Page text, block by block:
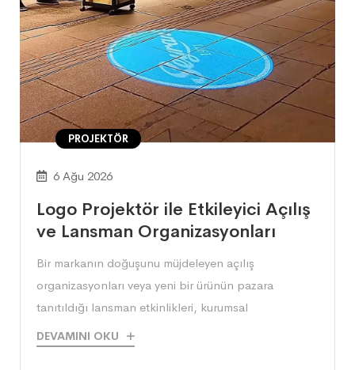
PROJEKTÖR
6 Ağu 2026
Logo Projektör ile Etkileyici Açılış
ve Lansman Organizasyonları
​Bir markanın doğuşunu müjdeleyen açılış
organizasyonları veya yeni bir ürünün pazara
tanıtıldığı lansman etkinlikleri, kurumsal
DEVAMINI OKU